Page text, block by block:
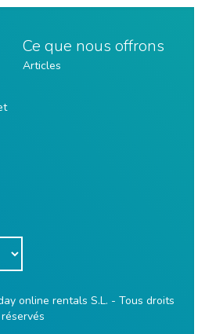
Ce que nous offrons
Articles
online rentals S.L. - Tous droits
réservés